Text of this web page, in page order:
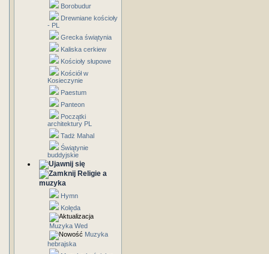
Borobudur
Drewniane kościoły
- PL
Grecka świątynia
Kaliska cerkiew
Kościoły słupowe
Kościół w
Kosieczynie
Paestum
Panteon
Początki
architektury PL
Tadż Mahal
Świątynie
buddyjskie
Religie a
muzyka
Hymn
Kolęda
Muzyka Wed
Muzyka
hebrajska